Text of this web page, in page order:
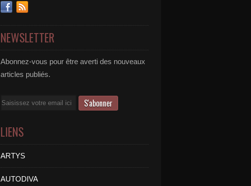
NEWSLETTER
Abonnez-vous pour être averti des nouveaux
articles publiés.
Email
LIENS
ARTYS
AUTODIVA